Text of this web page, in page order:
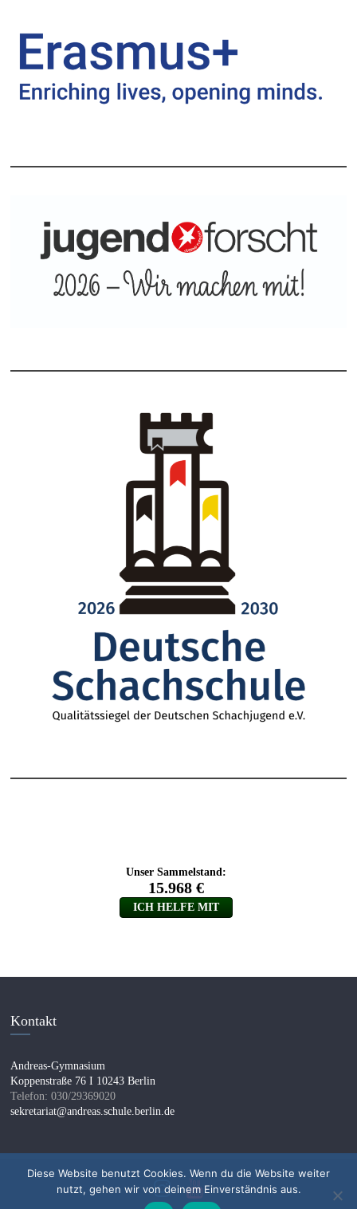
Kontakt
Andreas-Gymnasium
Koppenstraße 76 I 10243 Berlin
Telefon: 030/29369020
sekretariat@andreas.schule.berlin.de
Diese Website benutzt Cookies. Wenn du die Website weiter
nutzt, gehen wir von deinem Einverständnis aus.